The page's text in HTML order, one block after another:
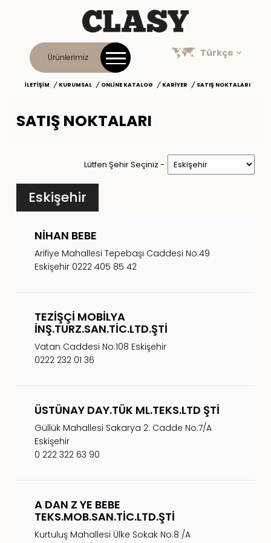
Ürünlerimiz Türkçe
İLETIŞIM KURUMSAL ONLINE KATALOG KARIYER SATIŞ NOKTALARI
SATIŞ NOKTALARI
Lütfen Şehir Seçiniz -
Eskişehir
NİHAN BEBE
Arifiye Mahallesi Tepebaşı Caddesi No:49
Eskişehir 0222 405 85 42
TEZİŞÇİ MOBİLYA
İNŞ.TURZ.SAN.TİC.LTD.ŞTİ
Vatan Caddesi No:108 Eskişehir
0222 232 01 36
ÜSTÜNAY DAY.TÜK ML.TEKS.LTD ŞTİ
Güllük Mahallesi Sakarya 2. Cadde No:7/A
Eskişehir
0 222 322 63 90
A DAN Z YE BEBE
TEKS.MOB.SAN.TİC.LTD.ŞTİ
Kurtuluş Mahallesi Ülke Sokak No:8 /A